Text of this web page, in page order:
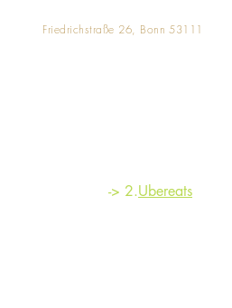
Friedrichstraße 26, Bonn 53111
-> 2.Ubereats